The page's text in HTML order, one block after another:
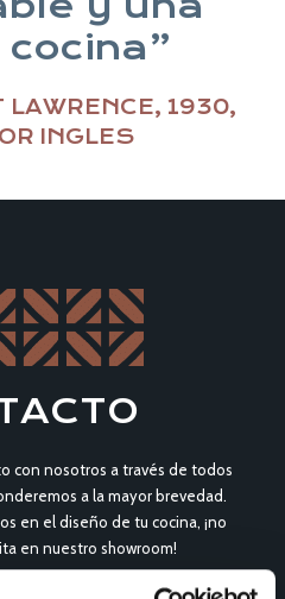
cocina”
LAWRENCE, 1930,
INGLES
con nosotros a través de todos
a la mayor brevedad.
en el diseño de tu cocina, ¡no
en nuestro showroom!